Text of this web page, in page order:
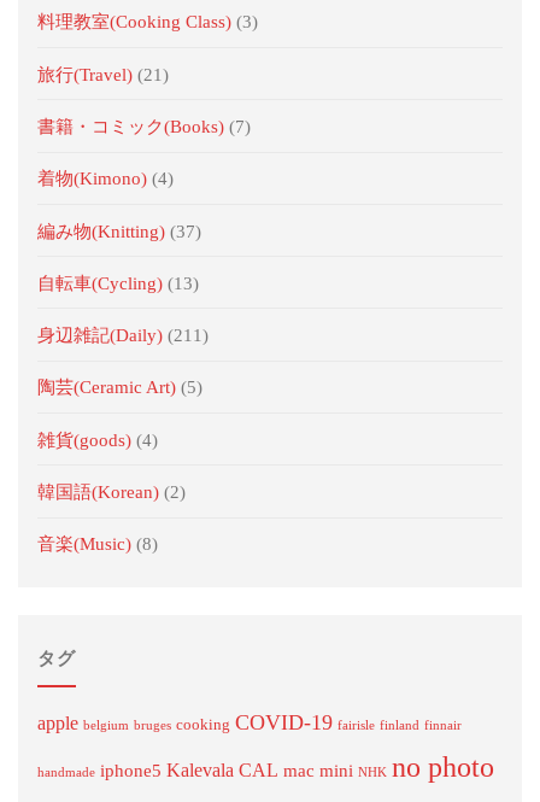
料理教室(Cooking Class)(3)
旅行(Travel)(21)
書籍・コミック(Books)(7)
着物(Kimono)(4)
編み物(Knitting)(37)
自転車(Cycling)(13)
身辺雑記(Daily)(211)
陶芸(Ceramic Art)(5)
雑貨(goods)(4)
韓国語(Korean)(2)
音楽(Music)(8)
タグ
apple belgium bruges cooking COVID-19 fairisle finland finnair
handmade iphone5 Kalevala CAL mac mini NHK no photo